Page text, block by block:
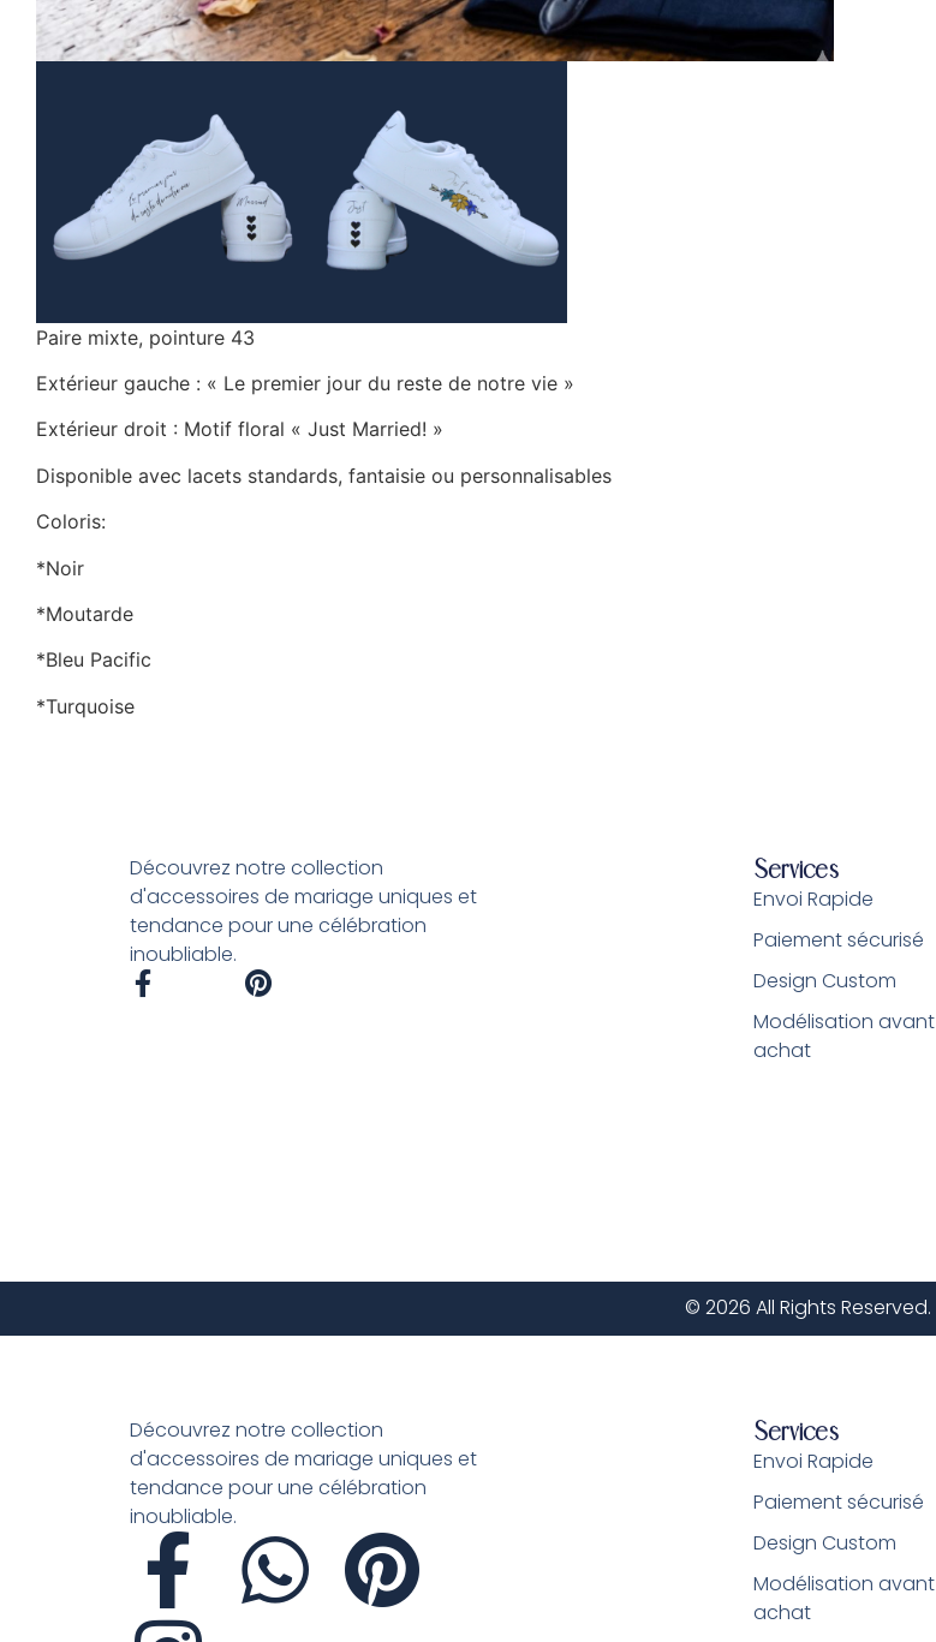
Paire mixte, pointure 43
Extérieur gauche : « Le premier jour du reste de notre vie »
Extérieur droit : Motif floral « Just Married! »
Disponible avec lacets standards, fantaisie ou personnalisables
Coloris:
*Noir
*Moutarde
*Bleu Pacific
*Turquoise
Découvrez notre collection
d'accessoires de mariage uniques et
tendance pour une célébration
inoubliable.
Services
Envoi Rapide
Paiement sécurisé
Design Custom
Modélisation avant
achat
© 2026 All Rights Reserved.
Découvrez notre collection
d'accessoires de mariage uniques et
tendance pour une célébration
inoubliable.
Services
Envoi Rapide
Paiement sécurisé
Design Custom
Modélisation avant
achat